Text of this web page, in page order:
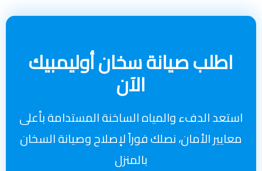
اطلب صيانة سخان أوليمبيك
الآن
استعد الدفء والمياه الساخنة المستدامة بأعلى
معايير الأمان، نصلك فوراً لإصلاح وصيانة السخان
بالمنزل